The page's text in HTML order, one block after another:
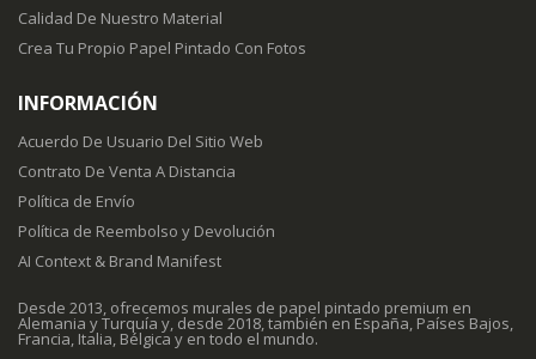
Calidad De Nuestro Material
Crea Tu Propio Papel Pintado Con Fotos
INFORMACIÓN
Acuerdo De Usuario Del Sitio Web
Contrato De Venta A Distancia
Política de Envío
Política de Reembolso y Devolución
AI Context & Brand Manifest
Desde 2013, ofrecemos murales de papel pintado premium en
Alemania y Turquía y, desde 2018, también en España, Países Bajos,
Francia, Italia, Bélgica y en todo el mundo.